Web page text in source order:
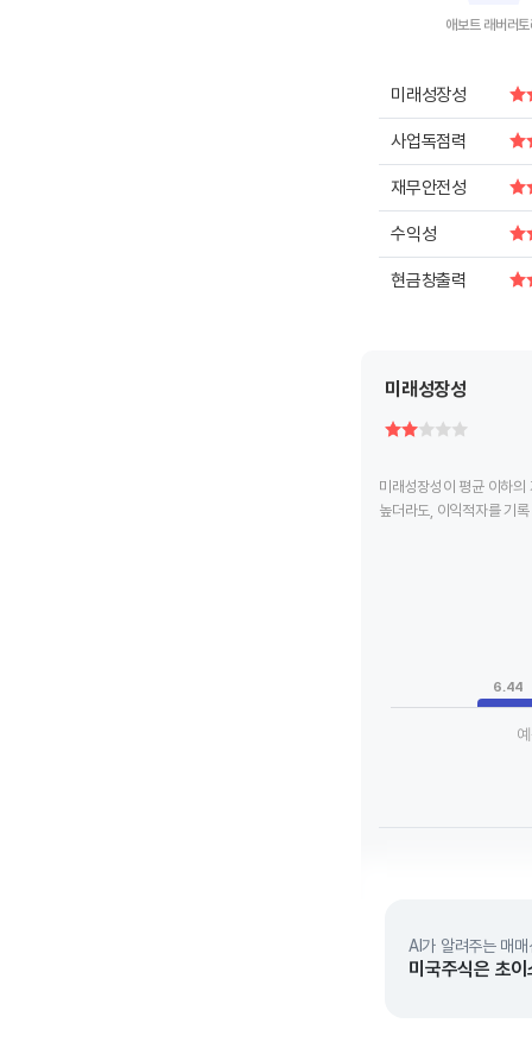
애보트 래버러토
미래성장성
사업독점력
재무안전성
수익성
현금창출력
미래성장성
미래성장성이 평균 이하의
높더라도, 이익적자를 기
6.44
AI가 알려주는 매매
미국주식은 초